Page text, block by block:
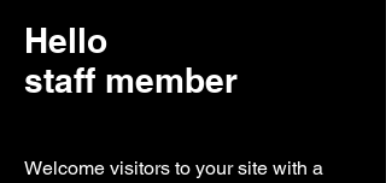
Hello
staff member
Welcome visitors to your site with a